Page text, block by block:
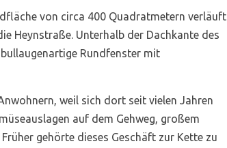
von circa 400 Quadratmetern verläuft
Heynstraße. Unterhalb der Dachkante des
Rundfenster mit
weil sich dort seit vielen Jahren
auf dem Gehweg, großem
gehörte dieses Geschäft zur Kette zu